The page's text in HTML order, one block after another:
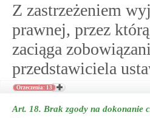
Z zastrzeżeniem
prawnej, przez
zaciąga
przedstawiciela
Orzeczenia: 13
Art. 18. Brak zgody na dokonanie